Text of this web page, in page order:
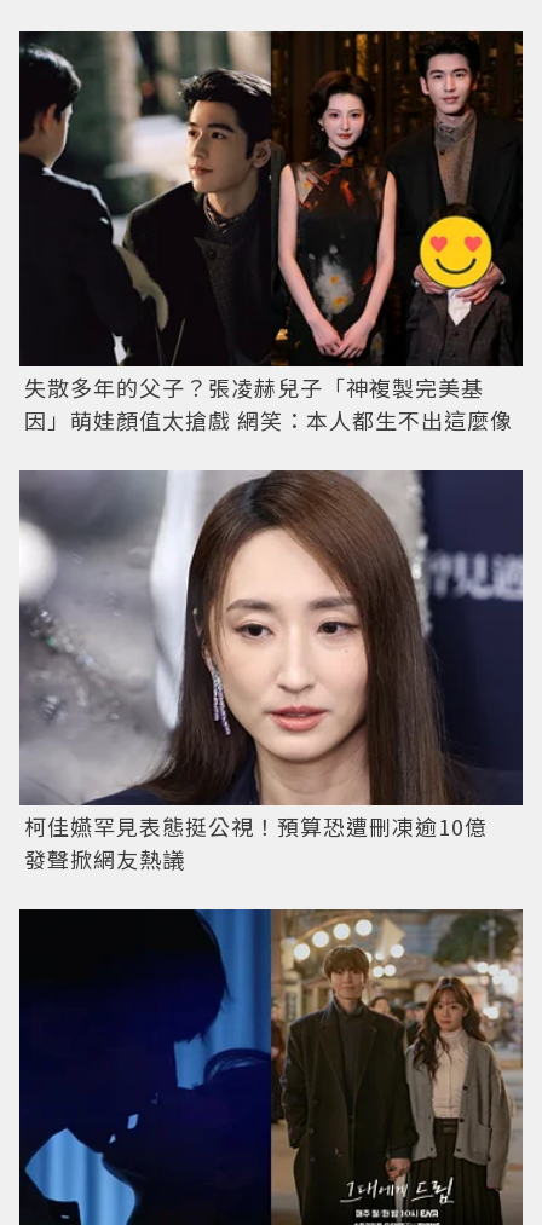
失散多年的父子？張凌赫兒子「神複製完美基
因」萌娃顏值太搶戲 網笑：本人都生不出這麼像
柯佳嬿罕見表態挺公視！預算恐遭刪凍逾10億
發聲掀網友熱議